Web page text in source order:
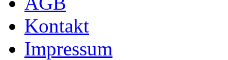
Kontakt
Impressum